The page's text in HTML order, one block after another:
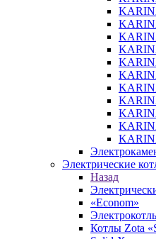
Электрические
Назад
«Econom»
Котлы Zota